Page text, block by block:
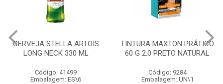
CERVEJA STELLA ARTOIS
LONG NECK 330 ML
Código: 41499
Embalagem: ES\6
TINTURA MAXTON PRÁTICO
60 G 2.0 PRETO NATURAL
Código: 9284
Embalagem: UN\1